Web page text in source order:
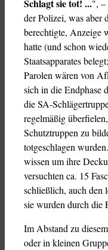
Schlagt sie tot! ...", –
der Polizei, was aber
berechtigte, Anzeige
hatte (und schon
Staatsapparates
Parolen wären von
sich in die Endphase
die SA-
regelmäßig
Schutztruppen zu
totgeschlagen
wissen um ihre
versuchten ca. 15
schließlich, auch den
sie wurden durch die
Im Abstand zu
oder in kleinen